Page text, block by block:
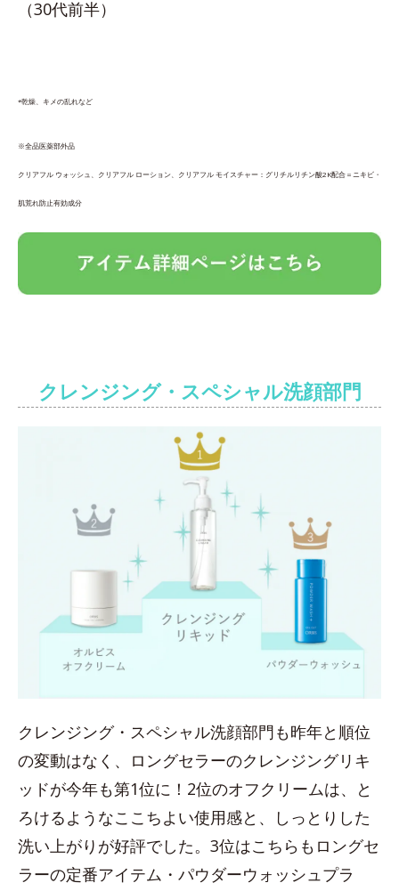
（30代前半）
*乾燥、キメの乱れなど
※全品医薬部外品
クリアフル ウォッシュ、​クリアフル ローション、クリアフル モイスチャー：グリチルリチン酸2K配合＝ニキビ・
肌荒れ防止有効成分
クレンジング・スペシャル洗顔部門
クレンジング・スペシャル洗顔部門も昨年と順位
の変動はなく、ロングセラーのクレンジングリキ
ッドが今年も第1位に！2位のオフクリームは、と
ろけるようなここちよい使用感と、しっとりした
洗い上がりが好評でした。3位はこちらもロングセ
ラーの定番アイテム・パウダーウォッシュプラ